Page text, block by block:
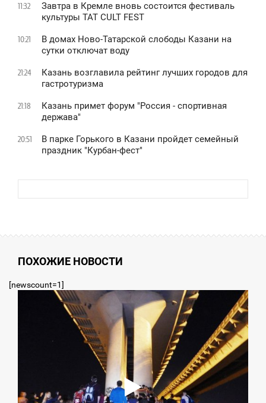
11:32
Завтра в Кремле вновь состоится фестиваль
культуры TAT CULT FEST
10:21
В домах Ново-Татарской слободы Казани на
сутки отключат воду
21:24
Казань возглавила рейтинг лучших городов для
гастротуризма
21:18
Казань примет форум "Россия - спортивная
держава"
20:51
В парке Горького в Казани пройдет семейный
праздник "Курбан-фест"
ПОХОЖИЕ НОВОСТИ
[newscount=1]